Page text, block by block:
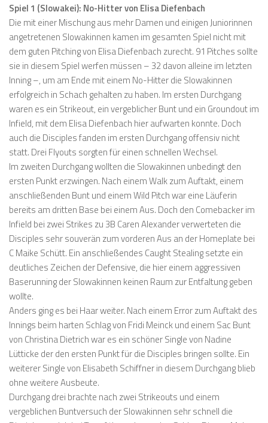
Spiel 1 (Slowakei): No-Hitter von Elisa Diefenbach
Die mit einer Mischung aus mehr Damen und einigen Juniorinnen
angetretenen Slowakinnen kamen im gesamten Spiel nicht mit
dem guten Pitching von Elisa Diefenbach zurecht. 91 Pitches sollte
sie in diesem Spiel werfen müssen – 32 davon alleine im letzten
Inning –, um am Ende mit einem No-Hitter die Slowakinnen
erfolgreich in Schach gehalten zu haben. Im ersten Durchgang
waren es ein Strikeout, ein vergeblicher Bunt und ein Groundout im
Infield, mit dem Elisa Diefenbach hier aufwarten konnte. Doch
auch die Disciples fanden im ersten Durchgang offensiv nicht
statt. Drei Flyouts sorgten für einen schnellen Wechsel.
Im zweiten Durchgang wollten die Slowakinnen unbedingt den
ersten Punkt erzwingen. Nach einem Walk zum Auftakt, einem
anschließenden Bunt und einem Wild Pitch war eine Läuferin
bereits am dritten Base bei einem Aus. Doch den Comebacker im
Infield bei zwei Strikes zu 3B Caren Alexander verwerteten die
Disciples sehr souverän zum vorderen Aus an der Homeplate bei
C Maike Schütt. Ein anschließendes Caught Stealing setzte ein
deutliches Zeichen der Defensive, die hier einem aggressiven
Baserunning der Slowakinnen keinen Raum zur Entfaltung geben
wollte.
Anders ging es bei Haar weiter. Nach einem Error zum Auftakt des
Innings beim harten Schlag von Fridi Meinck und einem Sac Bunt
von Christina Dietrich war es ein schöner Single von Nadine
Lütticke der den ersten Punkt für die Disciples bringen sollte. Ein
weiterer Single von Elisabeth Schiffner in diesem Durchgang blieb
ohne weitere Ausbeute.
Durchgang drei brachte nach zwei Strikeouts und einem
vergeblichen Buntversuch der Slowakinnen sehr schnell die